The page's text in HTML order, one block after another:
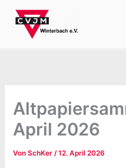
Inhalt
springen
April 2026
VonSchKer /12. April 2026